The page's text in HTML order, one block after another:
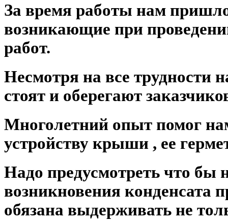
За время работы нам
возникающие при
работ.
Несмотря на все
стоят и оберегают
Многолетний опыт помог
устройству крыши , ее
Надо предусмотреть что бы
возникновения конденсата
обязана выдерживать не